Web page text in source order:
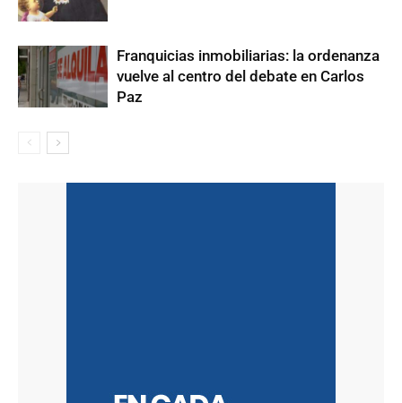
Franquicias inmobiliarias: la ordenanza
vuelve al centro del debate en Carlos
Paz